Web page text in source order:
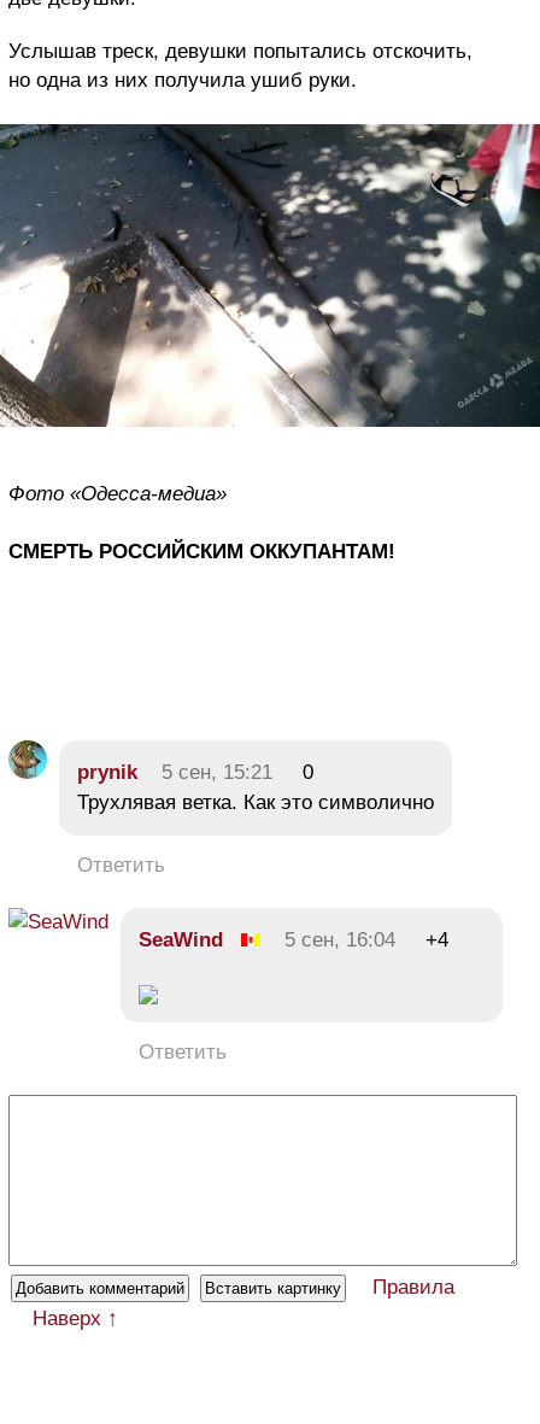
Услышав треск, девушки попытались отскочить,
но одна из них получила ушиб руки.
Фото «Одесса-медиа»
СМЕРТЬ РОССИЙСКИМ ОККУПАНТАМ!
prynik 5 сен, 15:21
0
Трухлявая ветка. Как это символично
Ответить
SeaWind 5 сен, 16:04 +4
Ответить
Правила
Наверх ↑